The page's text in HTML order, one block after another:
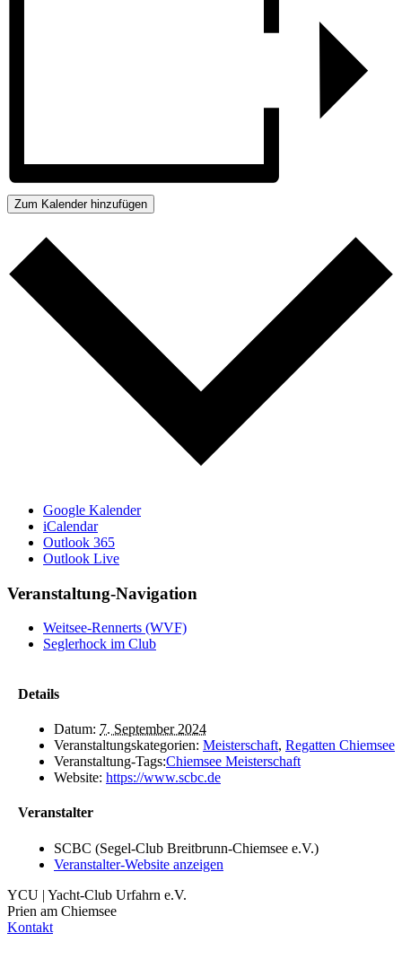
Zum Kalender hinzufügen
Google Kalender
iCalendar
Outlook 365
Outlook Live
Veranstaltung-Navigation
Weitsee-Rennerts (WVF)
Seglerhock im Club
Details
Datum: 7. September 2024
Veranstaltungskategorien: Meisterschaft, Regatten Chiemsee
Veranstaltung-Tags:Chiemsee Meisterschaft
Website: https://www.scbc.de
Veranstalter
SCBC (Segel-Club Breitbrunn-Chiemsee e.V.)
Veranstalter-Website anzeigen
YCU | Yacht-Club Urfahrn e.V.
Prien am Chiemsee
Kontakt